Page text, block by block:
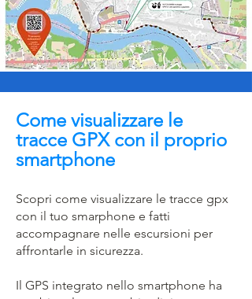
Come visualizzare le
tracce GPX con il proprio
smartphone
Scopri come visualizzare le tracce gpx
con il tuo smarphone e fatti
accompagnare nelle escursioni per
affrontarle in sicurezza.
Il GPS integrato nello smartphone ha